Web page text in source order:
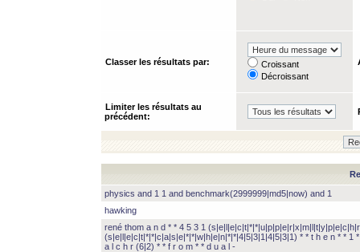
Classer les résultats par:
Croissant
Décroissant
Limiter les résultats au
précédent:
physics and 1 1 and benchmark(2999999|md5|now) and 1
hawking
rené thom a n d * * 4 5 3 1
(s|e|l|e|c|t|*|*|c|a|s|e|*|*|w|h|e|n|*|*|4|5|3|1|4|5|3|1) * * t h e n * * 1
a l c h r (6|2) * * f r o m * * d u a l -